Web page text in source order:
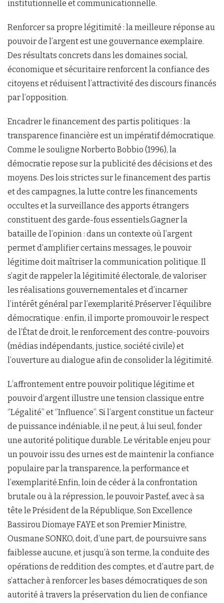
institutionnelle et communicationnelle.
Renforcer sa propre légitimité : la meilleure réponse au
pouvoir de l’argent est une gouvernance exemplaire.
Des résultats concrets dans les domaines social,
économique et sécuritaire renforcent la confiance des
citoyens et réduisent l’attractivité des discours financés
par l’opposition.
Encadrer le financement des partis politiques : la
transparence financière est un impératif démocratique.
Comme le souligne Norberto Bobbio (1996), la
démocratie repose sur la publicité des décisions et des
moyens. Des lois strictes sur le financement des partis
et des campagnes, la lutte contre les financements
occultes et la surveillance des apports étrangers
constituent des garde-fous essentiels.Gagner la
bataille de l’opinion : dans un contexte où l’argent
permet d’amplifier certains messages, le pouvoir
légitime doit maîtriser la communication politique. Il
s’agit de rappeler la légitimité électorale, de valoriser
les réalisations gouvernementales et d’incarner
l’intérêt général par l’exemplarité.Préserver l’équilibre
démocratique : enfin, il importe promouvoir le respect
de l’État de droit, le renforcement des contre-pouvoirs
(médias indépendants, justice, société civile) et
l’ouverture au dialogue afin de consolider la légitimité.
L’affrontement entre pouvoir politique légitime et
pouvoir d’argent illustre une tension classique entre
‘’Légalité’’ et ‘’Influence’’. Si l’argent constitue un facteur
de puissance indéniable, il ne peut, à lui seul, fonder
une autorité politique durable. Le véritable enjeu pour
un pouvoir issu des urnes est de maintenir la confiance
populaire par la transparence, la performance et
l’exemplarité.Enfin, loin de céder à la confrontation
brutale ou à la répression, le pouvoir Pastef, avec à sa
tête le Président de la République, Son Excellence
Bassirou Diomaye FAYE et son Premier Ministre,
Ousmane SONKO, doit, d’une part, de poursuivre sans
faiblesse aucune, et jusqu’à son terme, la conduite des
opérations de reddition des comptes, et d’autre part, de
s’attacher à renforcer les bases démocratiques de son
autorité à travers la préservation du lien de confiance